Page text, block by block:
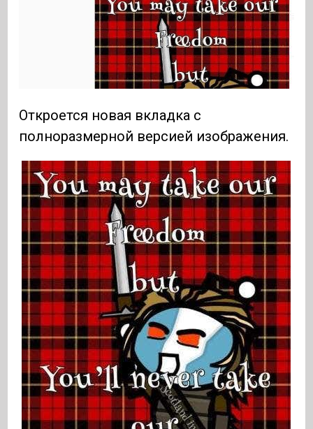
Откроется новая вкладка с
полноразмерной версией изображения.